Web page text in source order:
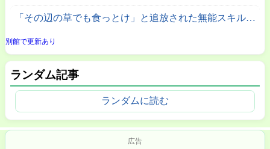
「その辺の草でも食っとけ」と追放された無能スキル【植物食い】持ち転生者、エルフの里で幻の植物を食べて無双する
別館で更新あり
ランダム記事
ランダムに読む
広告